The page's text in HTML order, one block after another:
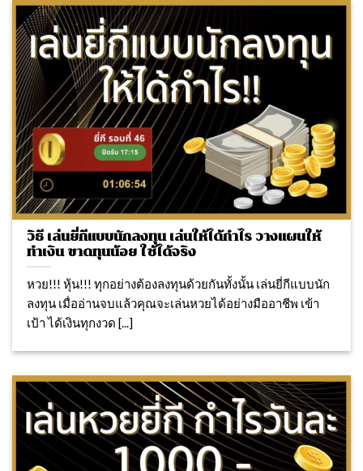
วิธี เล่นยี่กีแบบนักลงทุน เล่นให้ได้กำไร วางแผนให้
ทำเงิน ขาดทุนน้อย ใช้ได้จริง
หวย!!! หุ้น!!! ทุกอย่างต้องลงทุนด้วยกันทั้งนั้น เล่นยี่กีแบบนัก
ลงทุน เมื่ออ่านจบแล้วคุณจะเล่นหวยได้อย่างมืออาชีพ เข้า
เป้า ได้เงินทุกงวด [...]